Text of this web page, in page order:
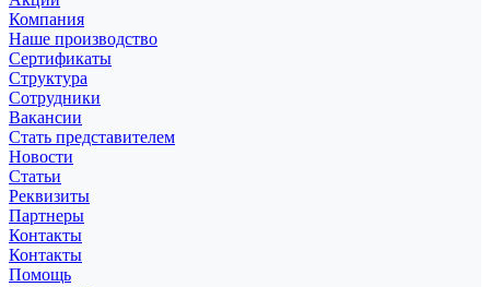
Компания
Наше производство
Сертификаты
Структура
Сотрудники
Вакансии
Стать представителем
Новости
Статьи
Реквизиты
Партнеры
Контакты
Контакты
Помощь